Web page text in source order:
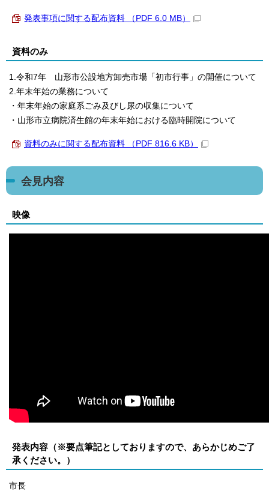
発表事項に関する配布資料 （PDF 6.0 MB）
資料のみ
1.令和7年 山形市公設地方卸売市場「初市行事」の開催について
2.年末年始の業務について
・年末年始の家庭系ごみ及びし尿の収集について
・山形市立病院済生館の年末年始における臨時開院について
資料のみに関する配布資料 （PDF 816.6 KB）
会見内容
映像
発表内容（※要点筆記としておりますので、あらかじめご了
承ください。）
市長